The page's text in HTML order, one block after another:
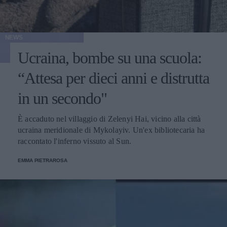
Ucraina, bombe su una scuola:
“Attesa per dieci anni e distrutta
in un secondo"
È accaduto nel villaggio di Zelenyi Hai, vicino alla città
ucraina meridionale di Mykolayiv. Un'ex bibliotecaria ha
raccontato l'inferno vissuto al Sun.
EMMA PIETRAROSA